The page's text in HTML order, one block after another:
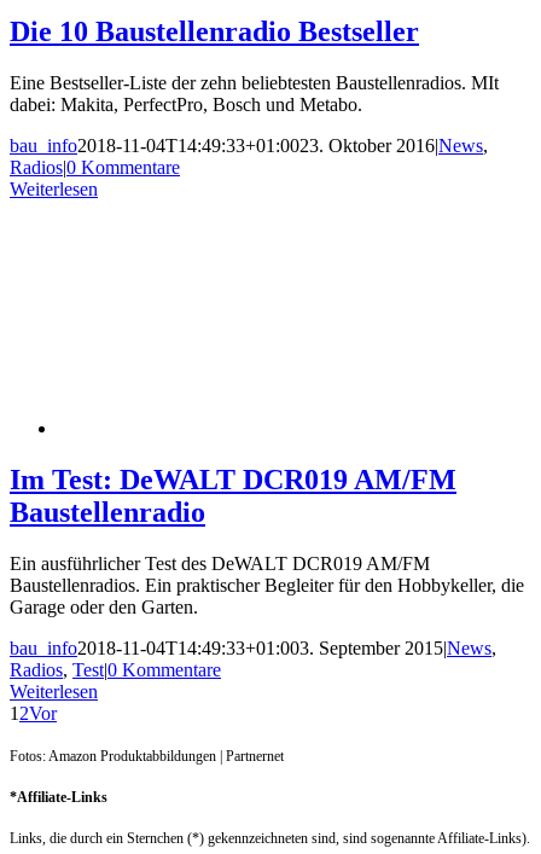
Die 10 Baustellenradio Bestseller
Eine Bestseller-Liste der zehn beliebtesten Baustellenradios. MIt
dabei: Makita, PerfectPro, Bosch und Metabo.
bau_info2018-11-04T14:49:33+01:0023. Oktober 2016|News,
Radios|0 Kommentare
Weiterlesen
Im Test: DeWALT DCR019 AM/FM
Baustellenradio
Ein ausführlicher Test des DeWALT DCR019 AM/FM
Baustellenradios. Ein praktischer Begleiter für den Hobbykeller, die
Garage oder den Garten.
bau_info2018-11-04T14:49:33+01:003. September 2015|News,
Radios, Test|0 Kommentare
Weiterlesen
1 2Vor
Fotos: Amazon Produktabbildungen | Partnernet
*Affiliate-Links
Links, die durch ein Sternchen (*) gekennzeichneten sind, sind sogenannte Affiliate-Links).